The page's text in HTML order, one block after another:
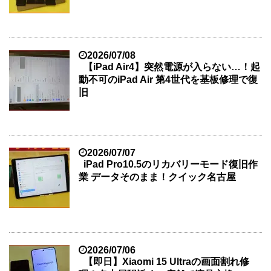
2026/07/08
【iPad Air4】突然電源が入らない…！起
動不可のiPad Air 第4世代を基板修理で復
旧
2026/07/07
iPad Pro10.5のリカバリーモード復旧作
業 データそのまま！クイック名古屋
2026/07/06
【即日】Xiaomi 15 Ultraの画面割れ修